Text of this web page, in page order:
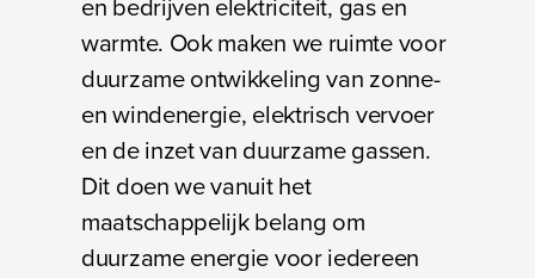
warmte. Ook maken we ruimte voor
duurzame ontwikkeling van zonne-
en windenergie, elektrisch vervoer
en de inzet van duurzame gassen.
Dit doen we vanuit het
maatschappelijk belang om
duurzame energie voor iedereen